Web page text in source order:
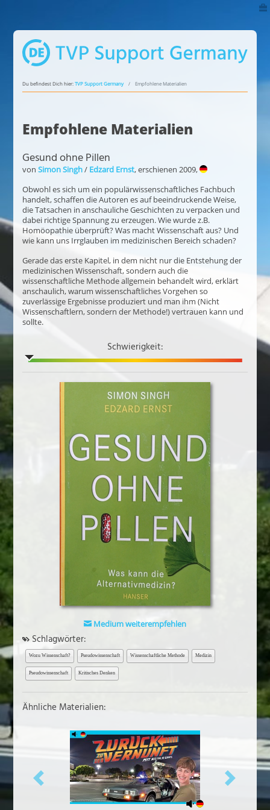
Du befindest Dich hier:TVP Support Germany Empfohlene Materialien
Empfohlene Materialien
Gesund ohne Pillen
vonSimon Singh/ Edzard Ernst, erschienen 2009,
Obwohl es sich um ein populärwissenschaftliches Fachbuch
handelt, schaffen die Autoren es auf beeindruckende Weise,
die Tatsachen in anschauliche Geschichten zu verpacken und
dabei richtige Spannung zu erzeugen. Wie wurde z.B.
Homöopathie überprüft? Was macht Wissenschaft aus? Und
wie kann uns Irrglauben im medizinischen Bereich schaden?
Gerade das erste Kapitel, in dem nicht nur die Entstehung der
medizinischen Wissenschaft, sondern auch die
wissenschaftliche Methode allgemein behandelt wird, erklärt
anschaulich, warum wissenschaftliches Vorgehen so
zuverlässige Ergebnisse produziert und man ihm (Nicht
Wissenschaftlern, sondern der Methode!) vertrauen kann und
sollte.
Schwierigkeit:
Medium weiterempfehlen
Schlagwörter:
Wozu Wissenschaft? Pseudowissenschaft Wissenschaftliche Methode Medizin
Pseudowissenschaft Kritisches Denken
Ähnliche Materialien:
vorheriges